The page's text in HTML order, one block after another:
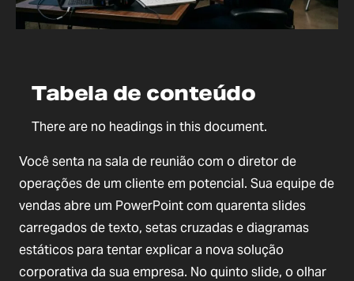
Tabela de conteúdo
There are no headings in this document.
Você senta na sala de reunião com o diretor de
operações de um cliente em potencial. Sua equipe de
vendas abre um PowerPoint com quarenta slides
carregados de texto, setas cruzadas e diagramas
estáticos para tentar explicar a nova solução
corporativa da sua empresa. No quinto slide, o olhar